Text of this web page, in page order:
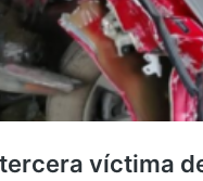
víctima